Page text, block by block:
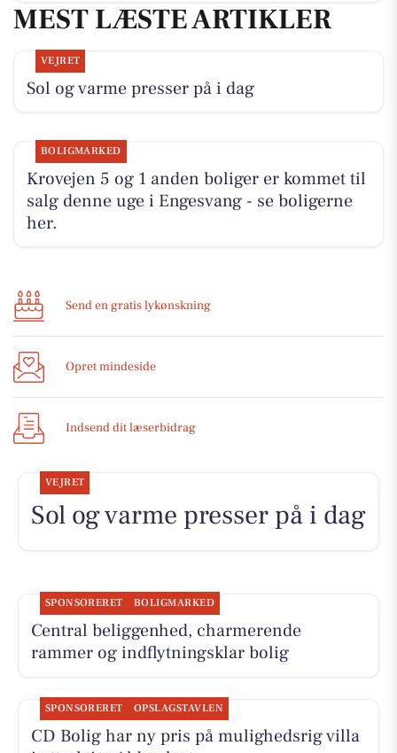
MEST LÆSTE ARTIKLER
VEJRET
Sol og varme presser på i dag
BOLIGMARKED
Krovejen 5 og 1 anden boliger er kommet til
salg denne uge i Engesvang - se boligerne
her.
Send en gratis lykønskning
Opret mindeside
Indsend dit læserbidrag
VEJRET
Sol og varme presser på i dag
SPONSORERET BOLIGMARKED
Central beliggenhed, charmerende
rammer og indflytningsklar bolig
SPONSORERET OPSLAGSTAVLEN
CD Bolig har ny pris på mulighedsrig villa